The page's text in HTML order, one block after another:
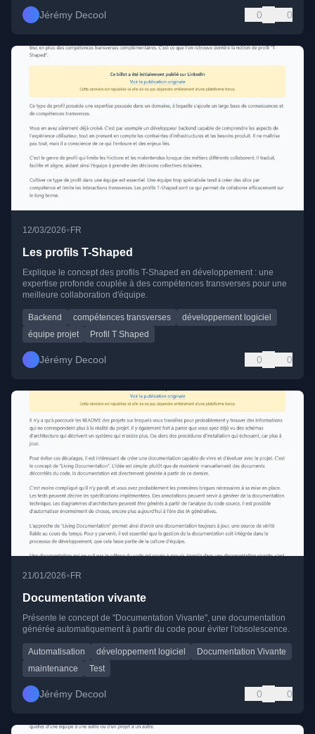
Jérémy Decool 0 0
12/03/2026• FR
Les profils T-Shaped
Explique le concept des profils T-Shaped en développement : une
expertise profonde couplée à des compétences transverses pour une
meilleure collaboration d'équipe.
Backend compétences transverses
développement logiciel
équipe projet
Profil T Shaped
Jérémy Decool 0 0
21/01/2026•FR
Documentation vivante
Présente le concept de "Documentation Vivante", une documentation
générée automatiquement à partir du code pour éviter l'obsolescence.
Automatisation développement logiciel
Documentation Vivante
maintenance
Test
Jérémy Decool 0 0